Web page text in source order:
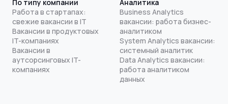
По типу компании
Работа в стартапах:
свежие вакансии в IT
Вакансии в продуктовых
IT-компаниях
Вакансии в
аутсорсинговых IT-
компаниях
Аналитика
Business Analytics
вакансии: работа бизнес-
аналитиком
System Analytics вакансии:
системный аналитик
Data Analytics вакансии:
работа аналитиком
данных